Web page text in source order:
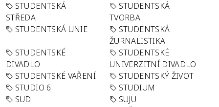
STUDENTSKÁ
STŘEDA
STUDENTSKÁ
TVORBA
STUDENTSKÁ UNIE
STUDENTSKÁ
ŽURNALISTIKA
STUDENTSKÉ
DIVADLO
STUDENTSKÉ
UNIVERZITNÍ DIVADLO
STUDENTSKÉ VAŘENÍ
STUDENTSKÝ ŽIVOT
STUDIO 6
STUDIUM
SUD
SUJU